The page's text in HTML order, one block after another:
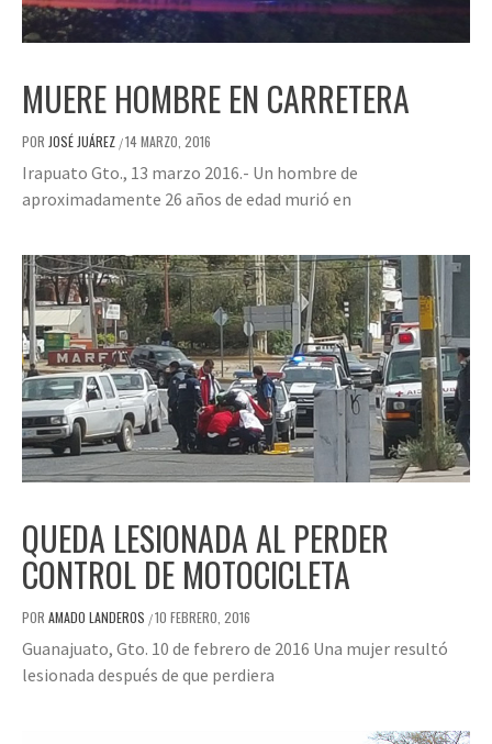
MUERE HOMBRE EN CARRETERA
POR JOSÉ JUÁREZ /14 MARZO, 2016
Irapuato Gto., 13 marzo 2016.- Un hombre de
aproximadamente 26 años de edad murió en
QUEDA LESIONADA AL PERDER
CONTROL DE MOTOCICLETA
POR AMADO LANDEROS /10 FEBRERO, 2016
Guanajuato, Gto. 10 de febrero de 2016 Una mujer resultó
lesionada después de que perdiera